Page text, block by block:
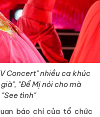
Concert" nhiều ca khúc
"Để Mị nói cho mà
"See tình"
báo chí của tổ chức